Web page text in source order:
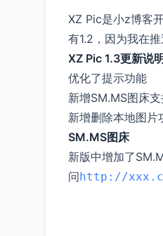
XZ Pic是小z博客
有1.2，因为我在
XZ Pic 1.3更新说
优化了提示功能
新增SM.MS图床
新增删除本地图片
SM.MS图床
新版中增加了
问http://